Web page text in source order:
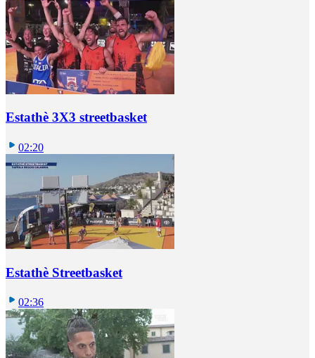
Estathè 3X3 streetbasket
02:20
Estathè Streetbasket
02:36